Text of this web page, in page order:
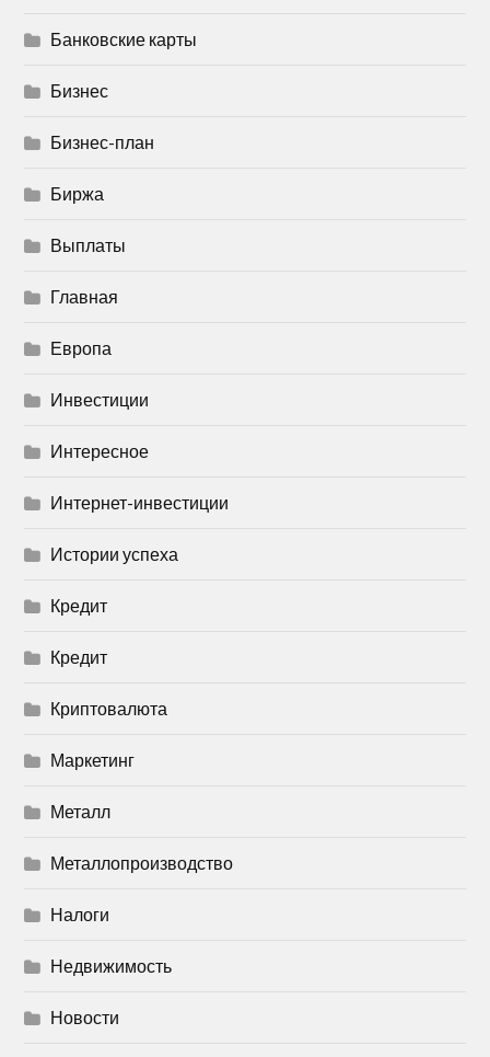
Банковские карты
Бизнес
Бизнес-план
Биржа
Выплаты
Главная
Европа
Инвестиции
Интересное
Интернет-инвестиции
Истории успеха
Кредит
Кредит
Криптовалюта
Маркетинг
Металл
Металлопроизводство
Налоги
Недвижимость
Новости